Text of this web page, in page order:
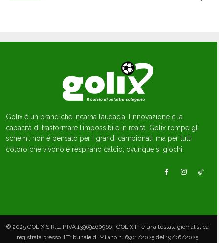
Golix è un brand che incarna l’audacia, l’innovazione e la
capacità di trasformare l’impossibile in realtà. Golix rompe gli
schemi: non è pensato per i grandi campionati, ma per tutti
coloro che vivono e respirano calcio, ovunque si giochi.
© 2025 GOLIX S.R.L. P.IVA 13969460966 | GOLIX.IT è una testata giornalistica
registrata presso il Tribunale di Milano n. 6901/2025 del 19/06/2025